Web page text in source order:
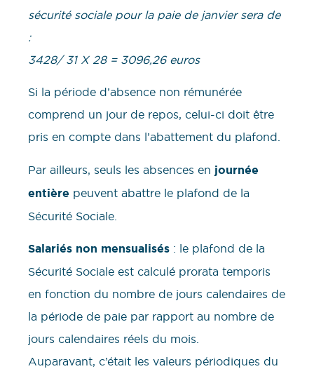
sécurité sociale pour la paie de janvier sera de
:
3428/ 31 X 28 = 3096,26 euros
Si la période d’absence non rémunérée
comprend un jour de repos, celui-ci doit être
pris en compte dans l’abattement du plafond.
Par ailleurs, seuls les absences en journée
entière peuvent abattre le plafond de la
Sécurité Sociale.
Salariés non mensualisés : le plafond de la
Sécurité Sociale est calculé prorata temporis
en fonction du nombre de jours calendaires de
la période de paie par rapport au nombre de
jours calendaires réels du mois.
Auparavant, c’était les valeurs périodiques du